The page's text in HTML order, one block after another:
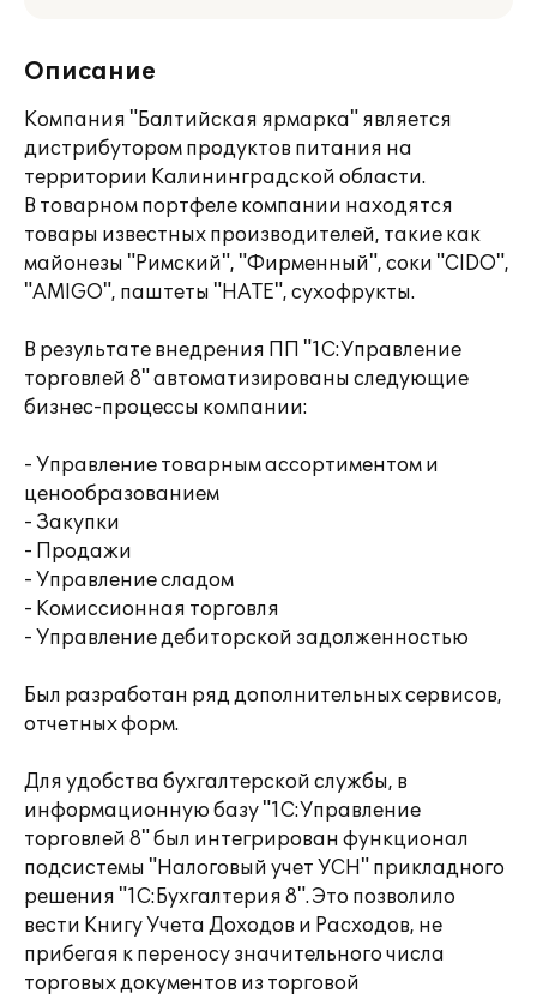
Описание
Компания "Балтийская ярмарка" является
дистрибутором продуктов питания на
территории Калининградской области.
В товарном портфеле компании находятся
товары известных производителей, такие как
майонезы "Римский", "Фирменный", соки "CIDO",
"AMIGO", паштеты "HATE", сухофрукты.
В результате внедрения ПП "1С:Управление
торговлей 8" автоматизированы следующие
бизнес-процессы компании:
- Управление товарным ассортиментом и
ценообразованием
- Закупки
- Продажи
- Управление сладом
- Комиссионная торговля
- Управление дебиторской задолженностью
Был разработан ряд дополнительных сервисов,
отчетных форм.
Для удобства бухгалтерской службы, в
информационную базу "1С:Управление
торговлей 8" был интегрирован функционал
подсистемы "Налоговый учет УСН" прикладного
решения "1С:Бухгалтерия 8". Это позволило
вести Книгу Учета Доходов и Расходов, не
прибегая к переносу значительного числа
торговых документов из торговой